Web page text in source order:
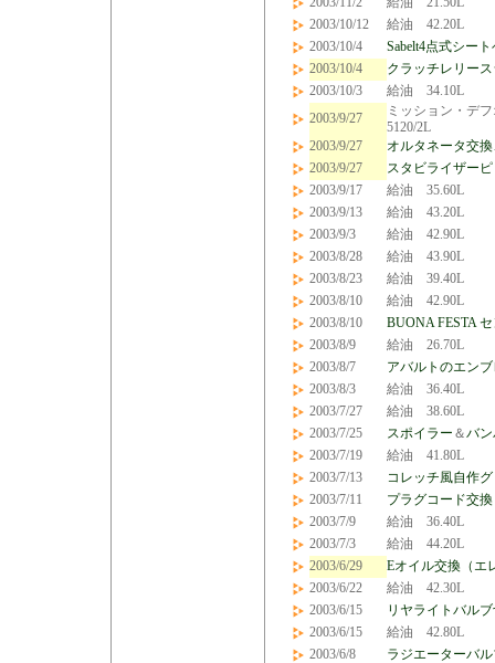
2003/10/12
給油 42.20L
2003/10/4
Sabelt4点式シー
2003/10/4
クラッチレリー
2003/10/3
給油 34.10L
2003/9/27
ミッション・デ
5120/2L
2003/9/27
オルタネータ交
2003/9/27
スタビライザー
2003/9/17
給油 35.60L
2003/9/13
給油 43.20L
2003/9/3
給油 42.90L
2003/8/28
給油 43.90L
2003/8/23
給油 39.40L
2003/8/10
給油 42.90L
2003/8/10
BUONA FESTA
2003/8/9
給油 26.70L
2003/8/7
アバルトのエン
2003/8/3
給油 36.40L
2003/7/27
給油 38.60L
2003/7/25
スポイラー ＆バ
2003/7/19
給油 41.80L
2003/7/13
コレッチ風自作
2003/7/11
プラグコード交換
2003/7/9
給油 36.40L
2003/7/3
給油 44.20L
2003/6/29
Eオイル交換（エ
2003/6/22
給油 42.30L
2003/6/15
リヤライトバル
2003/6/15
給油 42.80L
2003/6/8
ラジエーターバ